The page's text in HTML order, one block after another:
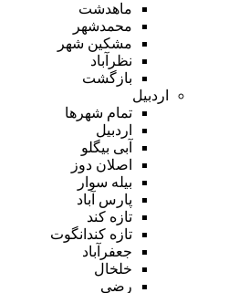
ماهدشت
محمدشهر
مشکین شهر
نظرآباد
بازگشت
اردبیل
تمام شهر‌ها
اردبیل
آبی بیگلو
اصلان دوز
بیله سوار
پارس آباد
تازه کند
تازه کندانگوت
جعفرآباد
خلخال
رضی